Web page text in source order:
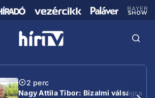
2 perc
Nagy Attila Tibor: Bizalmi válságra